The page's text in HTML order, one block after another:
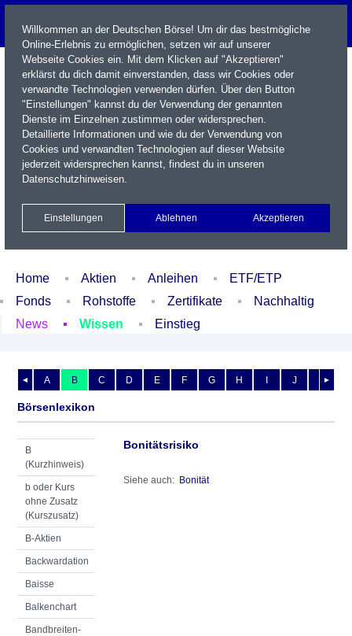
Name / WKN / ISIN / Kürzel
Xetra Realtime
Watchlist Portfolio Login
Home Aktien Anleihen
ETF/ETP
Fonds
Rohstoffe Zertifikate
Nachhaltig
News
Wissen Einstieg
◄ ►
A B C D E F G H I J K
Börsenlexikon
B
(Kurzhinweis)
b oder Kurs
ohne Zusatz
(Kurszusatz)
B-Aktien
Backwardation
Baisse
Balkenchart
Bandbreiten-
Bonitätsrisiko
Siehe auch: Bonität
Willkommen an der Deutschen Börse! Um dir das bestmögliche
Online-Erlebnis zu ermöglichen, setzen wir auf unserer
Webseite Cookies ein. Mit dem Klicken auf "Akzeptieren"
erklärst du dich damit einverstanden, dass wir Cookies oder
verwandte Technologien verwenden dürfen. Über den Button
"Einstellungen" kannst du der Verwendung der genannten
Dienste im Einzelnen zustimmen oder widersprechen.
Detaillierte Informationen und wie du der Verwendung von
Cookies und verwandten Technologien auf dieser Website
jederzeit widersprechen kannst, findest du in unseren
Datenschutzhinweisen.
Einstellungen Ablehnen Akzeptieren